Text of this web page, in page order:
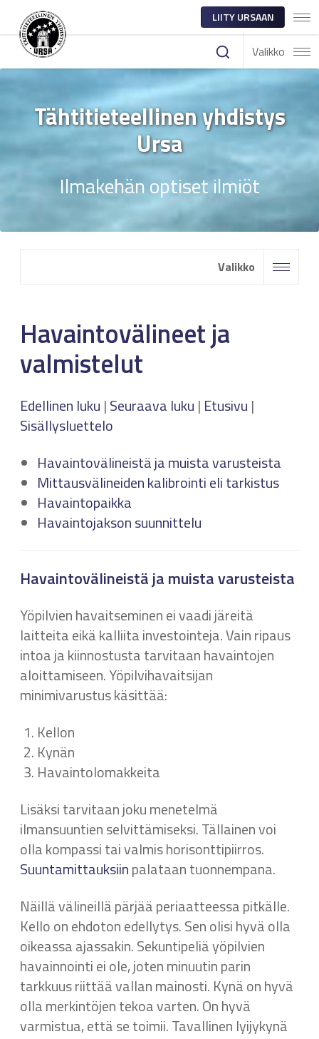
LIITY URSAAN
Valikko
Tähtitieteellinen yhdistys
Ursa
Ilmakehän optiset ilmiöt
Valikko
Havaintovälineet ja
valmistelut
Edellinen luku |Seuraava luku | Etusivu |
Sisällysluettelo
Havaintovälineistä ja muista varusteista
Mittausvälineiden kalibrointi eli tarkistus
Havaintopaikka
Havaintojakson suunnittelu
Havaintovälineistä ja muista varusteista
Yöpilvien havaitseminen ei vaadi järeitä
laitteita eikä kalliita investointeja. Vain ripaus
intoa ja kiinnostusta tarvitaan havaintojen
aloittamiseen. Yöpilvihavaitsijan
minimivarustus käsittää:
Kellon
Kynän
Havaintolomakkeita
Lisäksi tarvitaan joku menetelmä
ilmansuuntien selvittämiseksi. Tällainen voi
olla kompassi tai valmis horisonttipiirros.
Suuntamittauksiinpalataan tuonnempana.
Näillä välineillä pärjää periaatteessa pitkälle.
Kello on ehdoton edellytys. Sen olisi hyvä olla
oikeassa ajassakin. Sekuntipeliä yöpilvien
havainnointi ei ole, joten minuutin parin
tarkkuus riittää vallan mainosti. Kynä on hyvä
olla merkintöjen tekoa varten. On hyvä
varmistua, että se toimii. Tavallinen lyijykynä